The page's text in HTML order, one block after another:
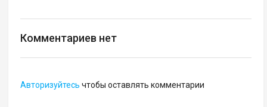
Комментариев нет
Авторизуйтесь чтобы оставлять комментарии